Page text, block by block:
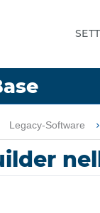
globale
Legacy-Software